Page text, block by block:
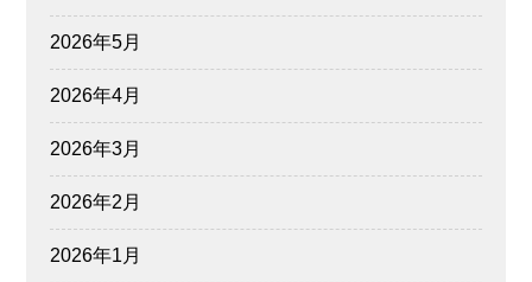
2026年5月
2026年4月
2026年3月
2026年2月
2026年1月